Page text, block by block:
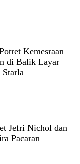
Kemesraan
di Balik Layar
Starla
Jefri Nichol dan
Pacaran